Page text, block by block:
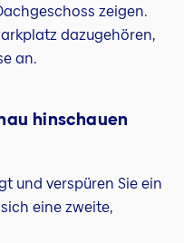
zeigen.
dazugehören,
an.
hinschauen
und verspüren Sie ein
eine zweite,